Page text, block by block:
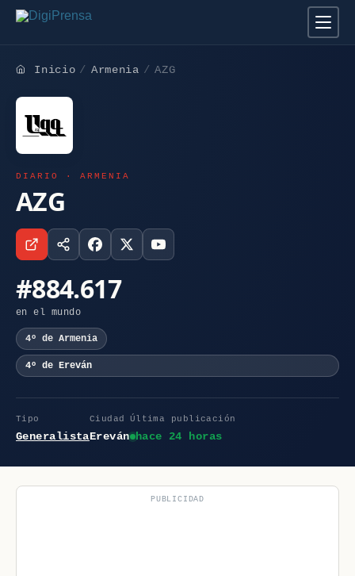
Inicio Armenia AZG
DIARIO · ARMENIA
AZG
#884.617
en el mundo
4º de Armenia
4º de Ereván
Tipo
Generalista
Ciudad
Ereván
Última publicación
hace 24 horas
PUBLICIDAD